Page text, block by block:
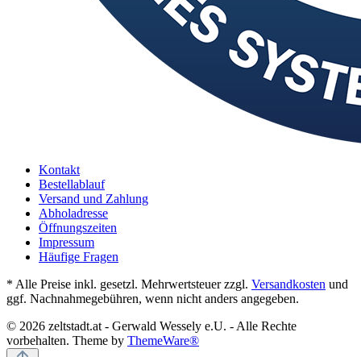
Kontakt
Bestellablauf
Versand und Zahlung
Abholadresse
Öffnungszeiten
Impressum
Häufige Fragen
* Alle Preise inkl. gesetzl. Mehrwertsteuer zzgl. Versandkosten und
ggf. Nachnahmegebühren, wenn nicht anders angegeben.
© 2026 zeltstadt.at - Gerwald Wessely e.U. - Alle Rechte
vorbehalten. Theme by ThemeWare®